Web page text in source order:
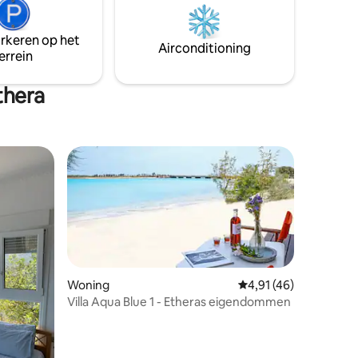
met
terwijl het warme, bruisende water
spanning wegsmelt en je geest verjong.
op het
Airconditioning
Woning Gemiddelde
4,91 (46)
Villa Aqua Blue 1 - Etheras eigendommen